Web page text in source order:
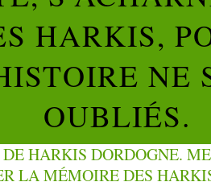
HARKIS,
NE
OUBLIÉS.